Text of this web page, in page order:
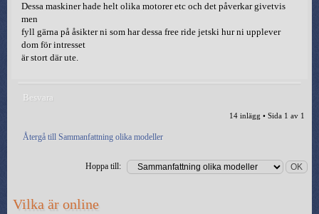
Dessa maskiner hade helt olika motorer etc och det påverkar givetvis
men
fyll gärna på åsikter ni som har dessa free ride jetski hur ni upplever
dom för intresset
är stort där ute.
Besvara
14 inlägg • Sida 1 av 1
Återgå till Sammanfattning olika modeller
Hoppa till:
Vilka är online